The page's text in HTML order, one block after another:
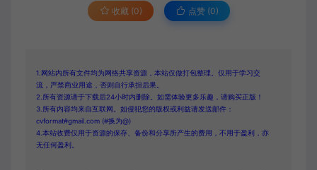
收藏 (0) 点赞 (0)
1.网站内所有文件均为网络共享资源，本站仅做打包整理。仅用于学习交
流，严禁商业用途，否则自行承担后果。
2.所有资源请于下载后24小时内删除。如需体验更多乐趣，请购买正版！
3.所有内容均来自互联网。如侵犯您的版权或利益请发送邮件：
cvformat#gmail.com (#换为@)
4.本站收费仅用于资源的保存、备份和分享所产生的费用，不用于盈利，亦
无任何盈利。